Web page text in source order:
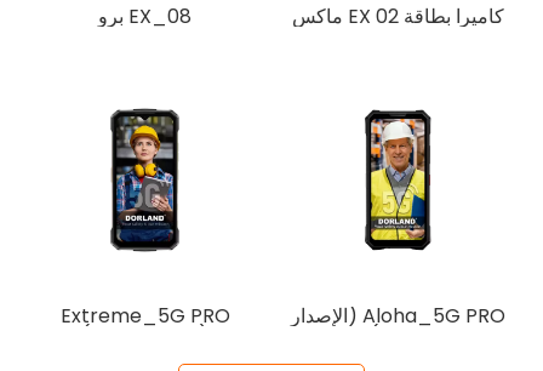
كاميرا بطاقة EX 02 ماكس EX_08 برو
Aloha_5G PRO (الإصدار
العالي)
Extreme_5G PRO
(الإصدار الجديد)